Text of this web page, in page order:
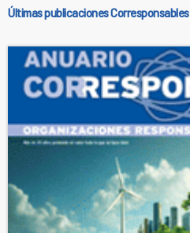
Últimas publicaciones Corresponsables